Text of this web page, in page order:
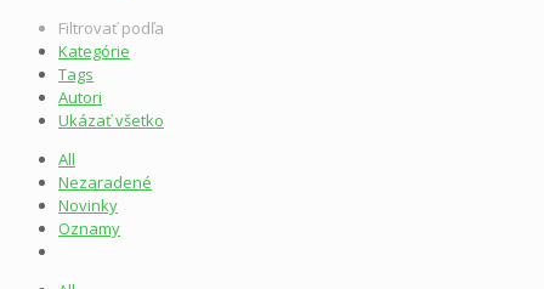
Filtrovať podľa
Kategórie
Tags
Autori
Ukázať všetko
All
Nezaradené
Novinky
Oznamy